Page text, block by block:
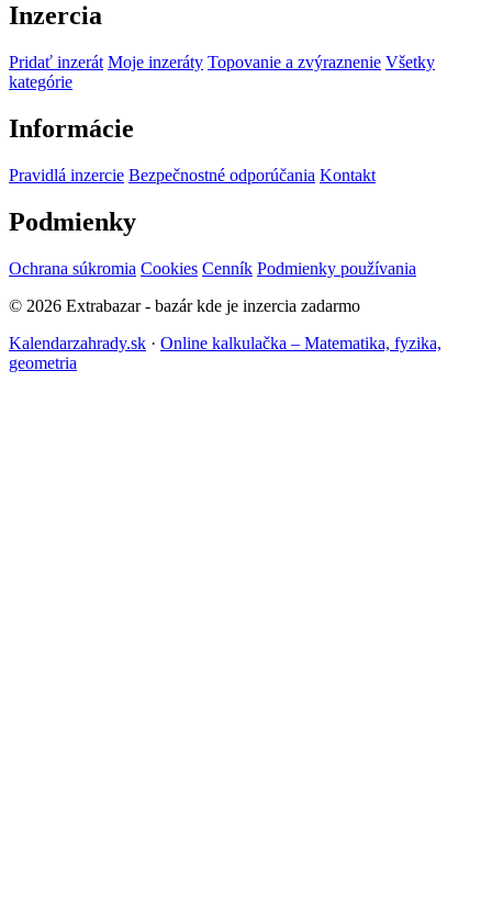
Inzercia
Pridať inzerát Moje inzeráty Topovanie a zvýraznenie Všetky
kategórie
Informácie
Pravidlá inzercie Bezpečnostné odporúčania Kontakt
Podmienky
Ochrana súkromia Cookies Cenník Podmienky používania
© 2026 Extrabazar - bazár kde je inzercia zadarmo
Kalendarzahrady.sk · Online kalkulačka – Matematika, fyzika,
geometria